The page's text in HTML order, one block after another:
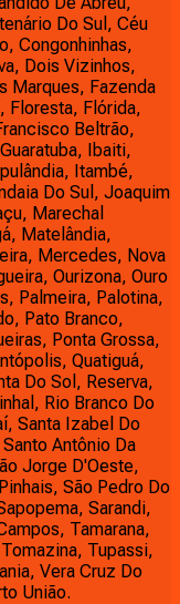
Do Sul, Céu
Congonhinhas,
Dois Vizinhos,
Marques, Fazenda
Floresta, Flórida,
Beltrão,
Ibaiti,
Itambé,
Do Sul, Joaquim
Marechal
Matelândia,
Mercedes, Nova
Ourizona, Ouro
Palmeira, Palotina,
Pato Branco,
Ponta Grossa,
Quatiguá,
Do Sol, Reserva,
Rio Branco Do
Santa Izabel Do
Antônio Da
Jorge D'Oeste,
São Pedro Do
Sarandi,
Tamarana,
Tupassi,
Vera Cruz Do
União.